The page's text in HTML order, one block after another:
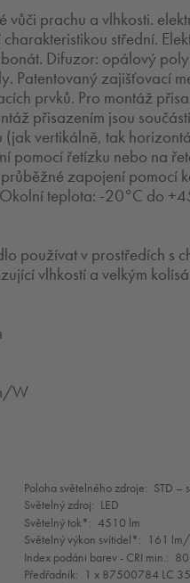
vůči prachu a vlhkosti.
střední.
Difuzor: opálový
Patentovaný zajišťovací
prvků. Pro montáž
přisazením jsou
(jak vertikálně, tak
pomocí řetízku nebo na
zapojení pomocí
teplota: -20°C do
používat v prostředích s
vlhkostí a velkým
W
Mode
selection
Poloha světelného zdroje: STD –
Světelný zdroj: LED
Světelný tok*: 4510 lm
Světelný výkon svítidel*: 161
Index podáni barev - CRI min.: 80
Předřadník: 1 x 87500784 LC